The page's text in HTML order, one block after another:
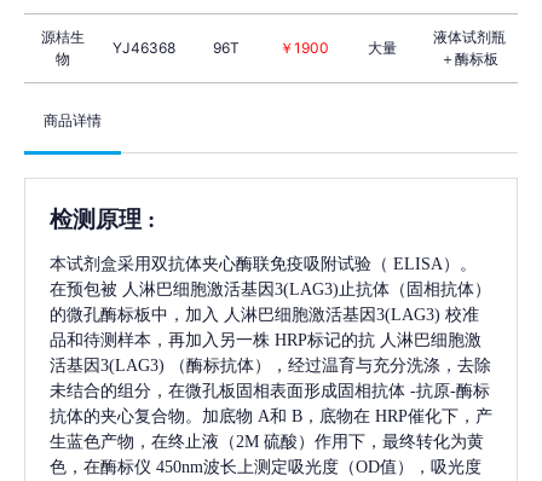
源桔生
物
YJ46368 96T ￥1900 大量
液体试剂瓶
＋酶标板
商品详情
检测原理 :
本试剂盒采用双抗体夹心酶联免疫吸附试验（ ELISA）。
在预包被 人淋巴细胞激活基因3(LAG3) 止抗体（固相抗体）
的微孔酶标板中，加入
人淋巴细胞激活基因3(LAG3) 校准
品和待测样本，再加入另一株 HRP标记的抗 人淋巴细胞激
活基因3(LAG3)
（酶标抗体），经过温育与充分洗涤，去除
未结合的组分，在微孔板固相表面形成固相抗体 -抗原-酶标
抗体的夹心复合物。加底物 A和 B，底物在 HRP催化下，产
生蓝色产物，在终止液（2M 硫酸）作用下，最终转化为黄
色，在酶标仪 450nm波长上测定吸光度（OD值），吸光度